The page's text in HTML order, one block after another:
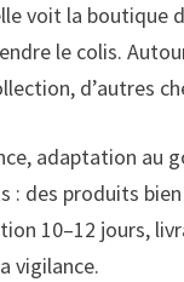
voit la boutique
le colis.
d’autres
adaptation au
des produits
10–12 jours,
vigilance.